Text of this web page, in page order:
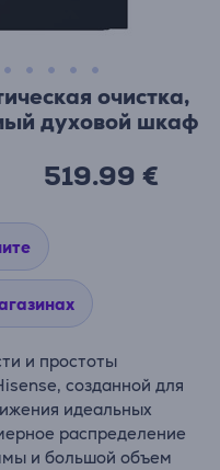
очистка,
духовой шкаф
519.99 €
и простоты
созданной для
идеальных
распределение
и большой объем